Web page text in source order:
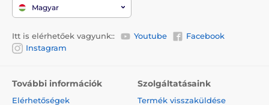
Magyar
Itt is elérhetőek vagyunk:: Youtube
Facebook
Instagram
További információk
Elérhetőségek
Szolgáltatásaink
Termék visszaküldése